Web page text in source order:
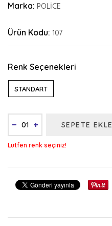
Marka: POLİCE
Ürün Kodu: 107
Renk Seçenekleri
STANDART
SEPETE EKLE
Lütfen renk seçiniz!